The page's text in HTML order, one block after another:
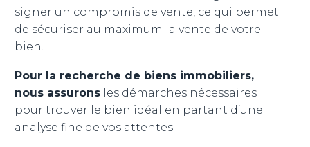
signer un compromis de vente, ce qui permet
de sécuriser au maximum la vente de votre
bien.
Pour la recherche de biens immobiliers,
nous assurons les démarches nécessaires
pour trouver le bien idéal en partant d’une
analyse fine de vos attentes.